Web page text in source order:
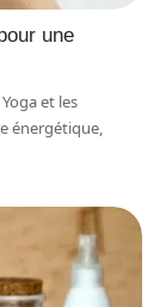
une
et les
énergétique,